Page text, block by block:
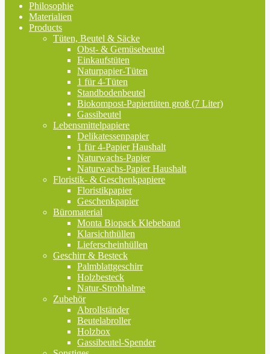
Philosophie
Materialien
Products
Tüten, Beutel & Säcke
Obst- & Gemüsebeutel
Einkaufstüten
Naturpapier-Tüten
1 für 4-Tüten
Standbodenbeutel
Biokompost-Papiertüten groß (7 Liter)
Gassibeutel
Lebensmittelpapiere
Delikatessenpapier
1 für 4-Papier Haushalt
Naturwachs-Papier
Naturwachs-Papier Haushalt
Floristik- & Geschenkpapiere
Floristikpapier
Geschenkpapier
Büromaterial
Monta Biopack Klebeband
Klarsichthüllen
Lieferscheinhüllen
Geschirr & Besteck
Palmblattgeschirr
Holzbesteck
Natur-Strohhalme
Zubehör
Abrollständer
Beutelabroller
Holzbox
Gassibeutel-Spender